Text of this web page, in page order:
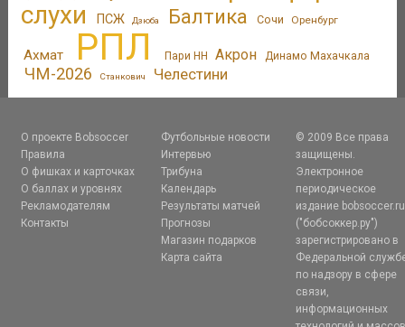
слухи
ПСЖ Дзюба Балтика Сочи Оренбург
Ахмат РПЛ Пари НН Акрон Динамо Махачкала
ЧМ-2026 Станкович Челестини
О проекте Bobsoccer
Правила
О фишках и карточках
О баллах и уровнях
Рекламодателям
Контакты
Футбольные новости
Интервью
Трибуна
Календарь
Результаты матчей
Прогнозы
Магазин подарков
Карта сайта
© 2009 Все права
защищены.
Электронное
периодическое
издание bobsoccer.ru
("бобсоккер.ру")
зарегистрировано в
Федеральной
по надзору в сфере
связи,
информационных